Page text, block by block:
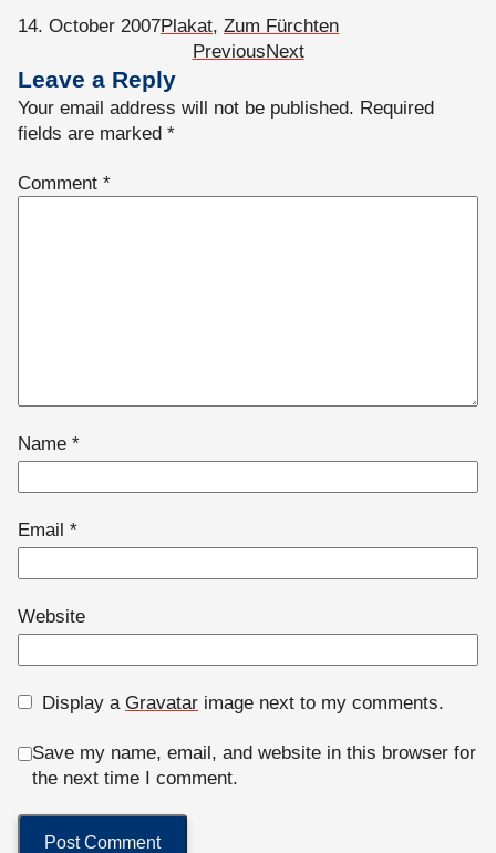
14. October 2007Plakat, Zum Fürchten
PreviousNext
Leave a Reply
Your email address will not be published. Required
fields are marked *
Comment *
Name *
Email *
Website
Display a Gravatarimage next to my comments.
Save my name, email, and website in this browser for
the next time I comment.